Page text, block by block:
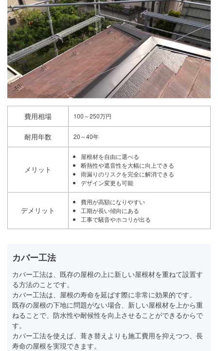
費用相場 100～250万円
耐用年数 20～40年
メリット
屋根材を自由に選べる
断熱性や遮音性を大幅に向上できる
雨漏りのリスクを完全に解消できる
デザイン変更も可能
デメリット
費用が高額になりやすい
工期が長い傾向にある
工事で騒音やホコリが出る
カバー工法
カバー工法は、既存の屋根の上に新しい屋根材を重ねて設置す
る方法のことです。
カバー工法は、屋根の寿命を延ばす際に非常に効果的です。
既存の屋根の下地に問題がない場合、新しい屋根材を上から重
ねることで、防水性や耐候性を向上させることができるからで
す。
カバー工法を使えば、葺き替えよりも施工費用を抑えつつ、長
寿命の屋根を実現できます。